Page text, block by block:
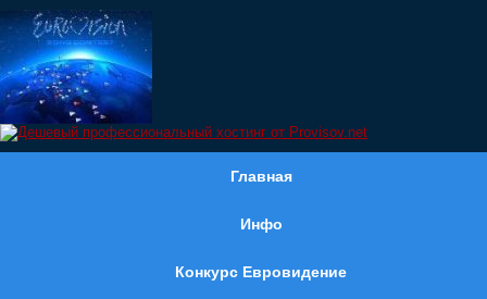
Главная
Инфо
Конкурс Евровидение